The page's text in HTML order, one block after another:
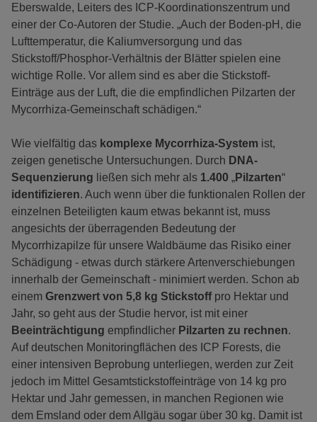
Eberswalde, Leiters des ICP-Koordinationszentrum und
einer der Co-Autoren der Studie. „Auch der Boden-pH, die
Lufttemperatur, die Kaliumversorgung und das
Stickstoff/Phosphor-Verhältnis der Blätter spielen eine
wichtige Rolle. Vor allem sind es aber die Stickstoff-
Einträge aus der Luft, die die empfindlichen Pilzarten der
Mycorrhiza-Gemeinschaft schädigen.“
Wie vielfältig das komplexe Mycorrhiza-System ist,
zeigen genetische Untersuchungen. Durch DNA-
Sequenzierung ließen sich mehr als 1.400 „Pilzarten“
identifizieren. Auch wenn über die funktionalen Rollen der
einzelnen Beteiligten kaum etwas bekannt ist, muss
angesichts der überragenden Bedeutung der
Mycorrhizapilze für unsere Waldbäume das Risiko einer
Schädigung - etwas durch stärkere Artenverschiebungen
innerhalb der Gemeinschaft - minimiert werden. Schon ab
einem Grenzwert von 5,8 kg Stickstoffpro Hektar und
Jahr, so geht aus der Studie hervor, ist mit einer
Beeinträchtigung empfindlicher Pilzarten zu rechnen.
Auf deutschen Monitoringflächen des ICP Forests, die
einer intensiven Beprobung unterliegen, werden zur Zeit
jedoch im Mittel Gesamtstickstoffeinträge von 14 kg pro
Hektar und Jahr gemessen, in manchen Regionen wie
dem Emsland oder dem Allgäu sogar über 30 kg. Damit ist